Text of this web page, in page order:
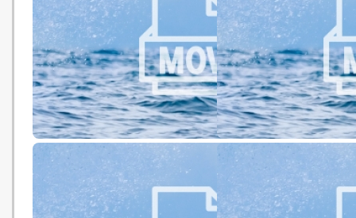
碳誓戒 中學生組 優異獎 綠色微電
影節2017：綠色微電影比賽
春光乍洩終極版 中學生組
綠色微電影節2017：綠
比賽